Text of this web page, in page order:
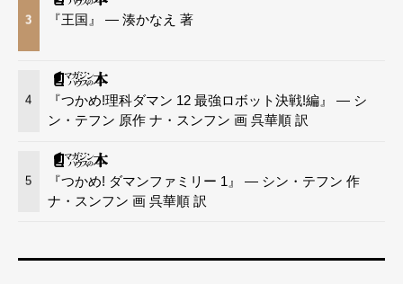
3 『王国』 — 湊かなえ 著
4
『つかめ!理科ダマン 12 最強ロボット決戦!編』 — シ
ン・テフン 原作 ナ・スンフン 画 呉華順 訳
5
『つかめ! ダマンファミリー 1』 — シン・テフン 作
ナ・スンフン 画 呉華順 訳